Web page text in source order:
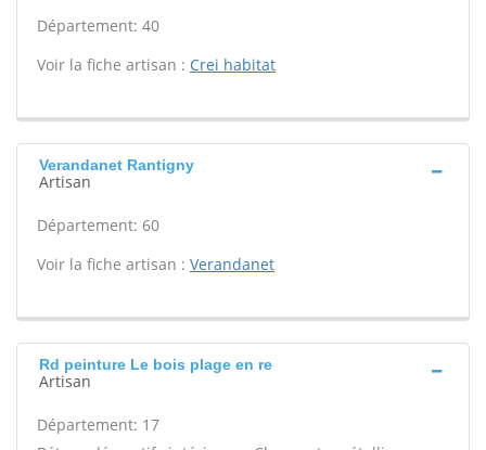
Département: 40
Voir la fiche artisan : Crei habitat
Verandanet Rantigny
Artisan
Département: 60
Voir la fiche artisan : Verandanet
Rd peinture Le bois plage en re
Artisan
Département: 17